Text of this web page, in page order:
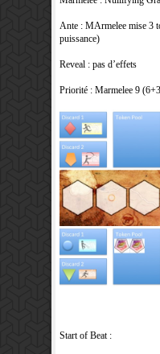
Ante : MArmelee mise 3
puissance)
Reveal : pas d’effets
Priorité : Marmelee 9
Start of Beat :